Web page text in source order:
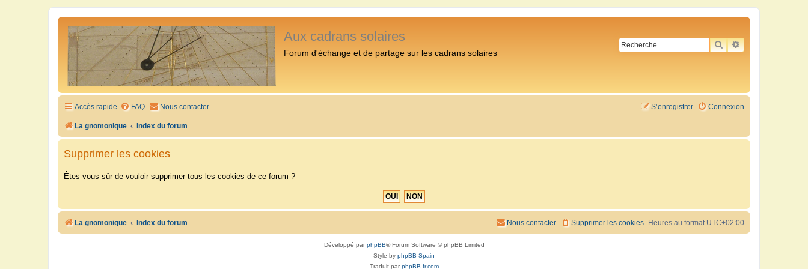
Aux cadrans solaires
Forum d'échange et de partage sur les cadrans solaires
RECHERCHER
RECHERCHE
Accès rapide FAQ Nous contacter Connexion
S’enregistrer
La gnomonique Index du forum
Supprimer les cookies
Êtes-vous sûr de vouloir supprimer tous les cookies de ce forum ?
La gnomonique Index du forum Heures au format UTC+02:00
Supprimer les cookies
Nous contacter
Développé parphpBB® Forum Software © phpBB Limited
Style by phpBB Spain
Traduit parphpBB-fr.com